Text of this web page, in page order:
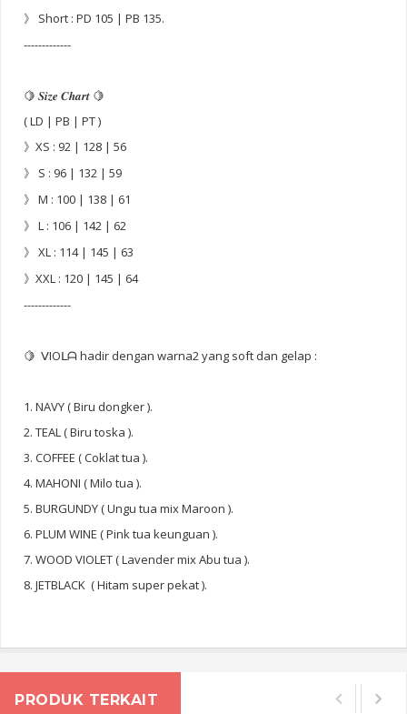
》 Short : PD 105 | PB 135.
-------------
🍋 𝑺𝒊𝒛𝒆 𝑪𝒉𝒂𝒓𝒕 🍋
( LD | PB | PT )
》XS : 92 | 128 | 56
》 S : 96 | 132 | 59
》 M : 100 | 138 | 61
》 L : 106 | 142 | 62
》 XL : 114 | 145 | 63
》XXL : 120 | 145 | 64
-------------
🍋 ᐯIOᒪᗩ hadir dengan warna2 yang soft dan gelap :
1. NAVY ( Biru dongker ).
2. TEAL ( Biru toska ).
3. COFFEE ( Coklat tua ).
4. MAHONI ( Milo tua ).
5. BURGUNDY ( Ungu tua mix Maroon ).
6. PLUM WINE ( Pink tua keunguan ).
7. WOOD VIOLET ( Lavender mix Abu tua ).
8. JETBLACK ( Hitam super pekat ).
PRODUK TERKAIT